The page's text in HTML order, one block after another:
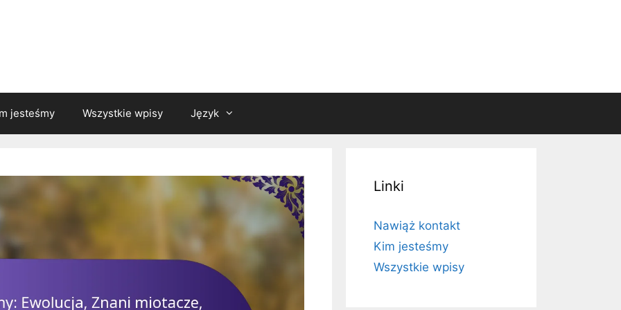
jesteśmy Wszystkie wpisy Język
Linki
Nawiąż kontakt
Kim jesteśmy
Wszystkie wpisy